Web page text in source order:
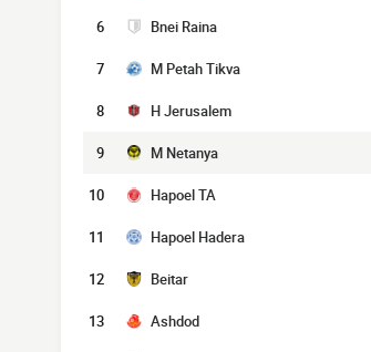
6 Bnei Raina
7 M Petah Tikva
8 H Jerusalem
9 M Netanya
10 Hapoel TA
11 Hapoel Hadera
12 Beitar
13 Ashdod